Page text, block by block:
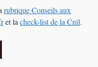
rubrique Conseils aux
et la check-list de la Cnil.